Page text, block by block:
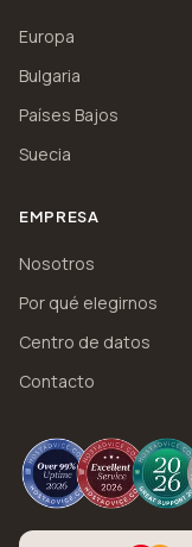
Europa
Bulgaria
Países Bajos
Suecia
EMPRESA
Nosotros
Por qué elegirnos
Centro de datos
Contacto